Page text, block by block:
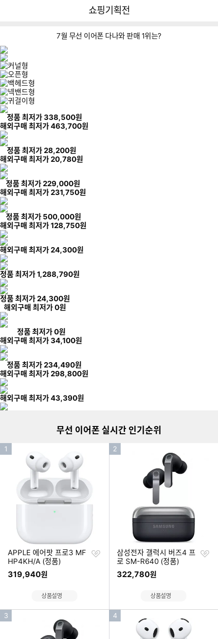
다나와
쇼핑기획전
7월 무선 이어폰 다나와 판매 1위는?
정품 최저가 338,500원
해외구매 최저가463,700원
정품 최저가28,200원
해외구매 최저가20,780원
정품 최저가229,000원
해외구매 최저가231,750원
정품 최저가 500,000원
해외구매 최저가128,750원
해외구매 최저가24,300원
정품 최저가1,288,790원
정품 최저가24,300원
해외구매 최저가0원
정품 최저가0원
해외구매 최저가 34,100원
정품 최저가234,490원
해외구매 최저가298,800원
해외구매 최저가43,390원
무선 이어폰 실시간 인기순위
인1
APPLE 에어팟 프로3 MF
HP4KH/A (정품)
319,940원
찜
상품설명
인
2
삼성전자 갤럭시 버즈4 프
로 SM-R640 (정품)
322,780원
찜
상품설명
인
3
인
4